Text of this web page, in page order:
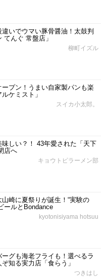
違いでウマい豚骨醤油！太鼓判
んぐ 常盤店」
柳町イズル
プン！うまい自家製パンも楽
ケミスト」
スイカ小太郎。
味しい？！ 43年愛された「天下
店へ
キョウトピラーメン部
山崎に夏祭りが誕生！“実験の
ールとBondance
kyotonisiyama hotsuu
ーグも海老フライも！選べるラ
知る実力店「食らう」
つきはし